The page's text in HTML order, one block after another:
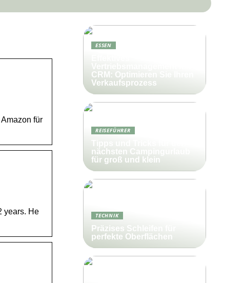
für
years. He
ESSEN
CRM: Optimieren Sie Ihren
Verkaufsprozess
REISEFÜHRER
nächsten Campingurlaub
für groß und klein
TECHNIK
Präzises Schleifen für
perfekte Oberflächen